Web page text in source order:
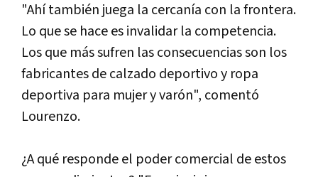
"Ahí­ también juega la cercaní­a con la frontera.
Lo que se hace es invalidar la competencia.
Los que más sufren las consecuencias son los
fabricantes de calzado deportivo y ropa
deportiva para mujer y varón", comentó
Lourenzo.
¿A qué responde el poder comercial de estos